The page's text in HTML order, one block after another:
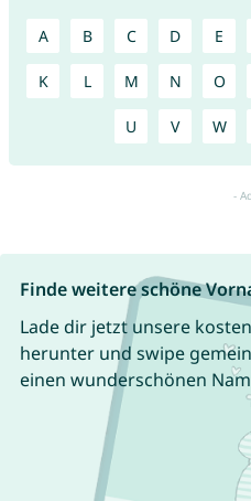
A B C D E
K L M N O
U V W
Finde weitere schöne
Lade dir jetzt unsere
herunter und swipe
einen wunderschönen